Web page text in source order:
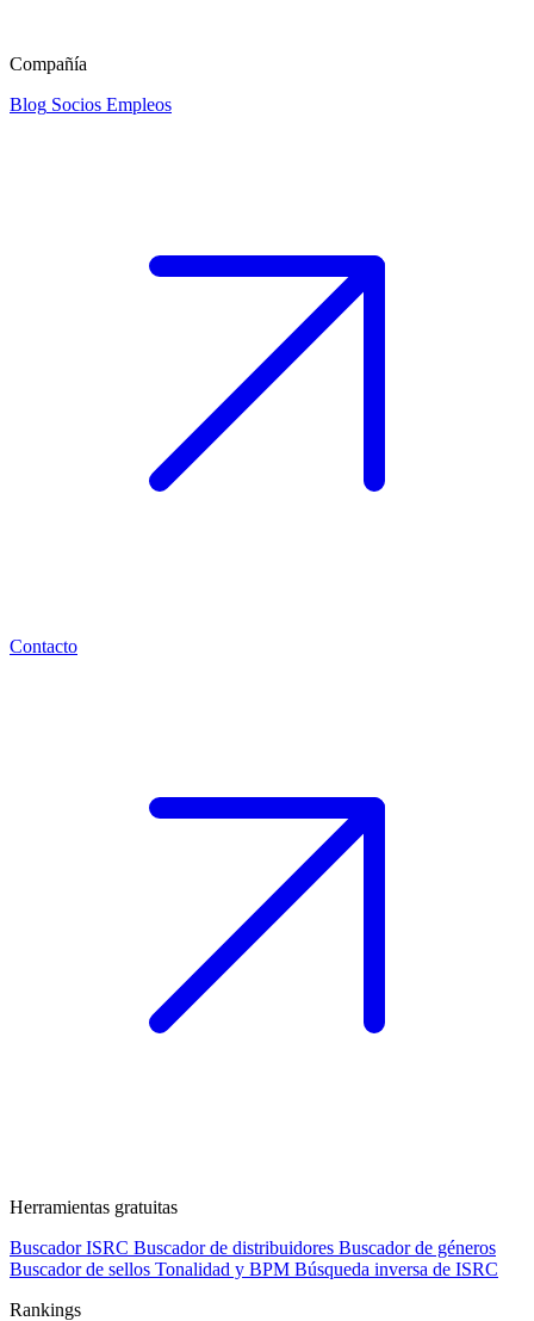
Compañía
Blog Socios Empleos
Contacto
Herramientas gratuitas
Buscador ISRC Buscador de distribuidores Buscador de géneros
Buscador de sellos Tonalidad y BPM Búsqueda inversa de ISRC
Rankings